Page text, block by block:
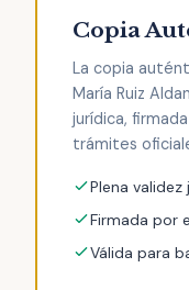
Copia
La copia
María Ruiz
jurídica,
trámites
Plena validez
Firmada por
Válida para